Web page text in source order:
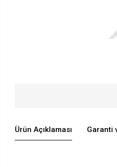
Ürün Açıklaması Garanti